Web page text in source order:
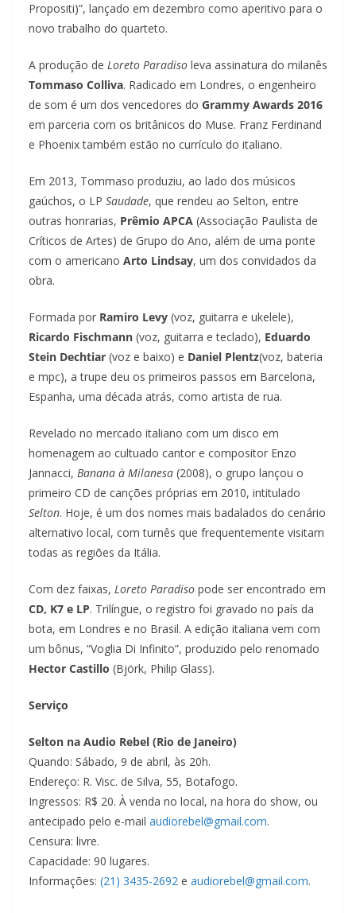
Propositi)”, lançado em dezembro como aperitivo para o
novo trabalho do quarteto.
A produção de Loreto Paradiso leva assinatura do milanês
Tommaso Colliva. Radicado em Londres, o engenheiro
de som é um dos vencedores do Grammy Awards 2016
em parceria com os britânicos do Muse. Franz Ferdinand
e Phoenix também estão no currículo do italiano.
Em 2013, Tommaso produziu, ao lado dos músicos
gaúchos, o LP Saudade, que rendeu ao Selton, entre
outras honrarias, Prêmio APCA (Associação Paulista de
Críticos de Artes) de Grupo do Ano, além de uma ponte
com o americano Arto Lindsay, um dos convidados da
obra.
Formada por Ramiro Levy (voz, guitarra e ukelele),
Ricardo Fischmann (voz, guitarra e teclado), Eduardo
Stein Dechtiar (voz e baixo) e Daniel Plentz(voz, bateria
e mpc), a trupe deu os primeiros passos em Barcelona,
Espanha, uma década atrás, como artista de rua.
Revelado no mercado italiano com um disco em
homenagem ao cultuado cantor e compositor Enzo
Jannacci, Banana à Milanesa (2008), o grupo lançou o
primeiro CD de canções próprias em 2010, intitulado
Selton. Hoje, é um dos nomes mais badalados do cenário
alternativo local, com turnês que frequentemente visitam
todas as regiões da Itália.
Com dez faixas, Loreto Paradiso pode ser encontrado em
CD, K7 e LP. Trilíngue, o registro foi gravado no país da
bota, em Londres e no Brasil. A edição italiana vem com
um bônus, “Voglia Di Infinito”, produzido pelo renomado
Hector Castillo (Björk, Philip Glass).
Serviço
Selton na Audio Rebel (Rio de Janeiro)
Quando: Sábado, 9 de abril, às 20h.
Endereço: R. Visc. de Silva, 55, Botafogo.
Ingressos: R$ 20. À venda no local, na hora do show, ou
antecipado pelo e-mail audiorebel@gmail.com.
Censura: livre.
Capacidade: 90 lugares.
Informações: (21) 3435-2692 e audiorebel@gmail.com.